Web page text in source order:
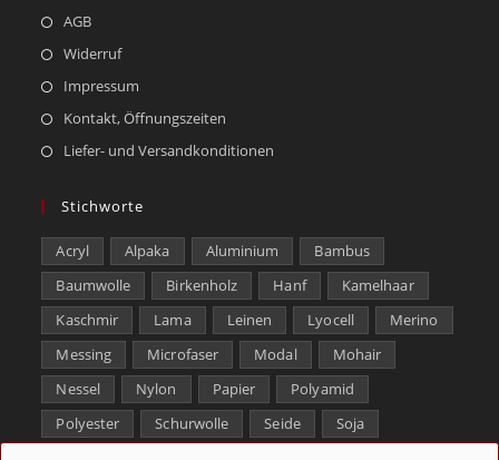
AGB
Widerruf
Impressum
Kontakt, Öffnungszeiten
Liefer- und Versandkonditionen
Stichworte
Acryl Alpaka Aluminium
Bambus
Baumwolle
Birkenholz Hanf
Kamelhaar
Kaschmir
Lama Leinen Lyocell
Merino
Messing
Microfaser Modal
Mohair
Nessel
Nylon Papier
Polyamid
Polyester
Schurwolle Seide
Soja